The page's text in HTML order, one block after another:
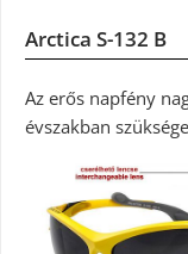
Arctica S-132 B
Az erős napfény
évszakban